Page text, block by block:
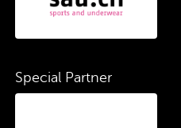
Special Partner